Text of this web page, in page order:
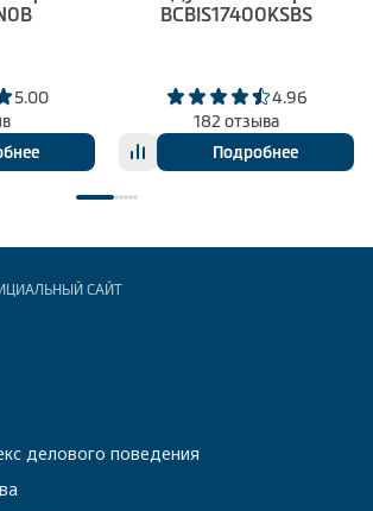
5.00
BCBIS17400KSBS
4.96
182 отзыва
Подробнее
САЙТ
делового поведения